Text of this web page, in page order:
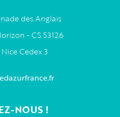
des Anglais
- CS 53126
Cedex 3
NOUS !